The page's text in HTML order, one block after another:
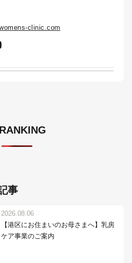
clinic.com
事
2026.08.06
【港区にお住まいのお母さまへ】乳房
ケア事業のご案内